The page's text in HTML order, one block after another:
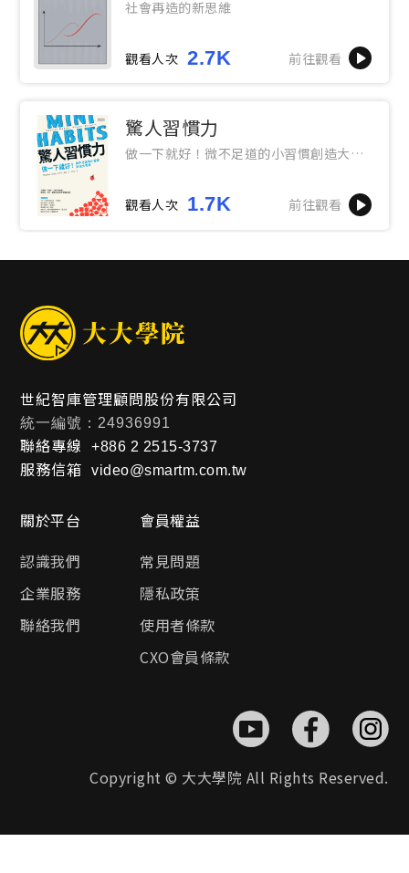
社會再造的新思維
觀看人次 2.7K 前往觀看
驚人習慣力
做一下就好！微不足道的小習慣創造大奇
觀看人次 1.7K 前往觀看
世紀智庫管理顧問股份有限公司
統一編號：24936991
聯絡專線 +886 2 2515-3737
服務信箱 video@smartm.com.tw
關於平台
認識我們
企業服務
聯絡我們
會員權益
常見問題
隱私政策
使用者條款
CXO會員條款
Copyright © 大大學院 All Rights Reserved.